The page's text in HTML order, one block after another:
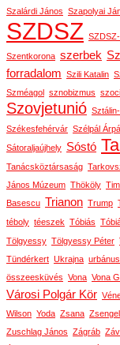
Szalárdi János Szapolyai
SZDSZ
Szentkorona szerbek
forradalom Szili Katalin
Szméagol sznobizmus
Szovjetunió
Székesfehérvár Szélpál
Sátoraljaújhely Sóstó
Tanácsköztársaság
János Múzeum Thököly
Basescu Trianon Trump
téboly téeszek Tóbiás
Tölgyessy Tölgyessy Péter
Tündérkert Ukrajna
összeesküvés Vona Vona
Városi Polgár Kör
Wilson Yoda Zsana
Zuschlag János Zágráb